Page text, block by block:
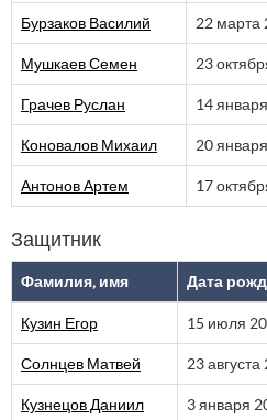
Бурзаков Василий 22 марта
Мушкаев Семен 23
Грачев Руслан 14
Коновалов Михаил 20
Антонов Артем 17
Защитник
Фамилия, имя Дата
Кузин Егор 15 июля
Солнцев Матвей 23 августа
Кузнецов Даниил 3 января